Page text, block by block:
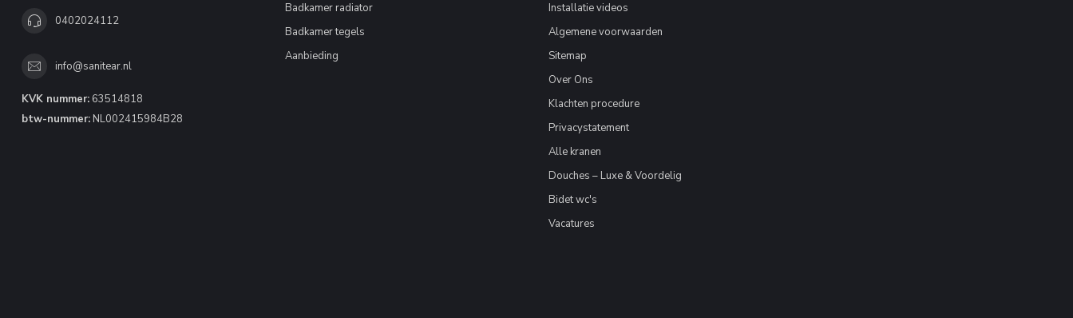
0402024112
info@sanitear.nl
KVK nummer: 63514818
btw-nummer: NL002415984B28
Badkamer radiator
Badkamer tegels
Aanbieding
Installatie videos
Algemene voorwaarden
Sitemap
Over Ons
Klachten procedure
Privacystatement
Alle kranen
Douches – Luxe & Voordelig
Bidet wc's
Vacatures